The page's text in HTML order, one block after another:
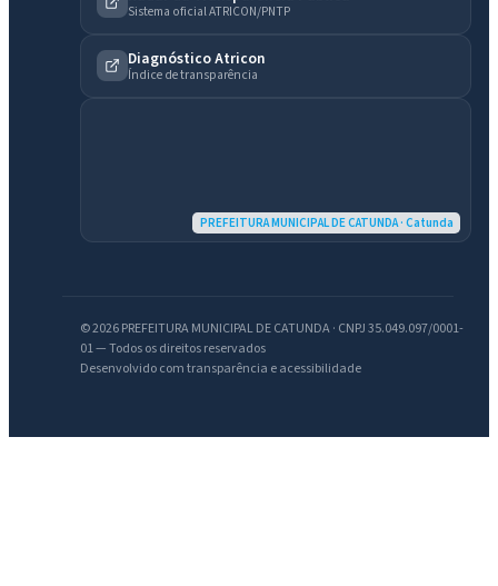
Sistema oficial ATRICON/PNTP
Diagnóstico Atricon
Índice de transparência
PREFEITURA MUNICIPAL DE CATUNDA · Catunda
© 2026 PREFEITURA MUNICIPAL DE CATUNDA · CNPJ 35.049.097/0001-
01 — Todos os direitos reservados
Desenvolvido com transparência e acessibilidade
IntGest AI
Olá. Pergunte sobre serviços, notícias, legislação, Diário Oficial,
licitações, estrutura ou transparência do município.